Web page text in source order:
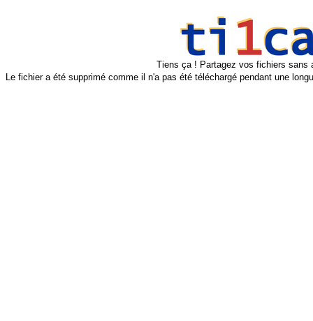
Tiens ça ! Partagez vos fichiers sans
Le fichier a été supprimé comme il n'a pas été téléchargé pendant une